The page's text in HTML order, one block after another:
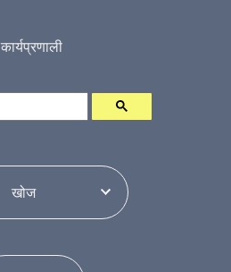
कार्यप्रणाली
विषय सूची परिवर्तन करें